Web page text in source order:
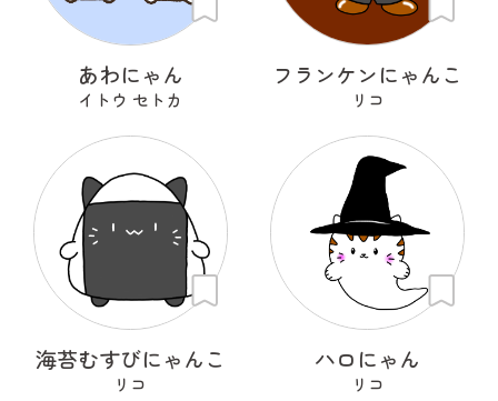
あわにゃん
イトウ セトカ
フランケンにゃんこ
リコ
海苔むすびにゃんこ
リコ
ハロにゃん
リコ